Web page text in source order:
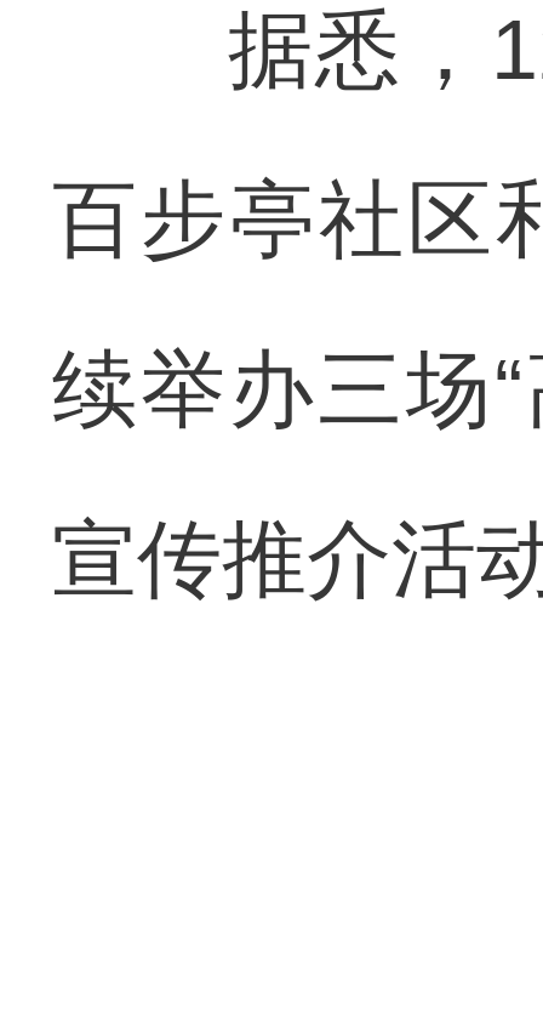
据悉，12
百步亭社区
续举办三场
宣传推介活